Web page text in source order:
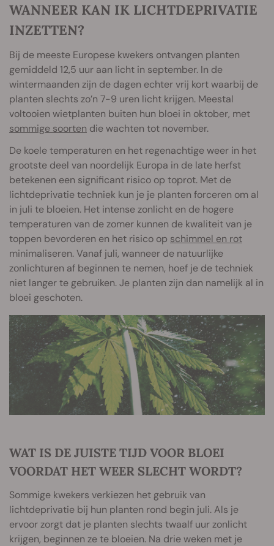
WANNEER KAN IK LICHTDEPRIVATIE
INZETTEN?
Bij de meeste Europese kwekers ontvangen planten
gemiddeld 12,5 uur aan licht in september. In de
wintermaanden zijn de dagen echter vrij kort waarbij de
planten slechts zo’n 7-9 uren licht krijgen. Meestal
voltooien wietplanten buiten hun bloei in oktober, met
sommige soorten die wachten tot november.
De koele temperaturen en het regenachtige weer in het
grootste deel van noordelijk Europa in de late herfst
betekenen een significant risico op toprot. Met de
lichtdeprivatie techniek kun je je planten forceren om al
in juli te bloeien. Het intense zonlicht en de hogere
temperaturen van de zomer kunnen de kwaliteit van je
toppen bevorderen en het risico op schimmel en rot
minimaliseren. Vanaf juli, wanneer de natuurlijke
zonlichturen af beginnen te nemen, hoef je de techniek
niet langer te gebruiken. Je planten zijn dan namelijk al in
bloei geschoten.
WAT IS DE JUISTE TIJD VOOR BLOEI
VOORDAT HET WEER SLECHT WORDT?
Sommige kwekers verkiezen het gebruik van
lichtdeprivatie bij hun planten rond begin juli. Als je
ervoor zorgt dat je planten slechts twaalf uur zonlicht
krijgen, beginnen ze te bloeien. Na drie weken met je